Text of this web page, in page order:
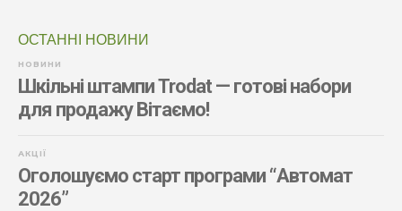
ОСТАННІ НОВИНИ
НОВИНИ
Шкільні штампи Trodat — готові набори
для продажу Вітаємо!
АКЦІЇ
Оголошуємо старт програми “Автомат
2026”